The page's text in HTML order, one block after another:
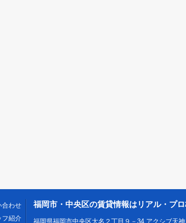
合わせ
フ紹介
福岡市・中央区の賃貸情報はリアル・プ
福岡県福岡市中央区大名２丁目９－34 アクシブ天